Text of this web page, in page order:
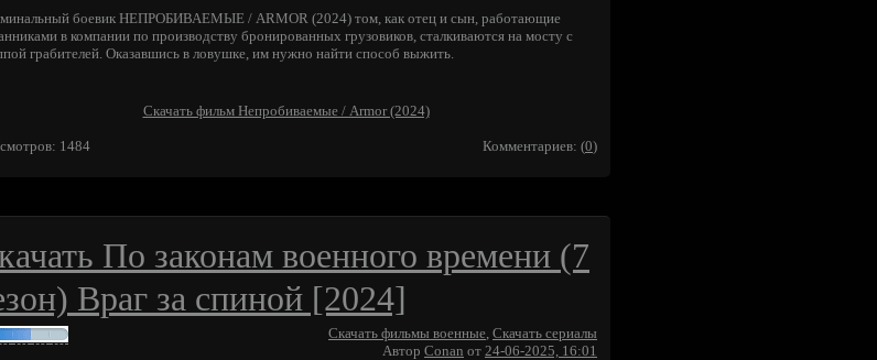
боевик НЕПРОБИВАЕМЫЕ / ARMOR (2024) том, как отец и сын, работающие
в компании по производству бронированных грузовиков, сталкиваются на мосту с
грабителей. Оказавшись в ловушке, им нужно найти способ выжить.
Скачать фильм Непробиваемые / Armor (2024)
1484 Комментариев: (0)
По законам военного времени (7
Враг за спиной [2024]
Скачать фильмы военные, Скачать сериалы
Автор Conan от 24-06-2025, 16:01